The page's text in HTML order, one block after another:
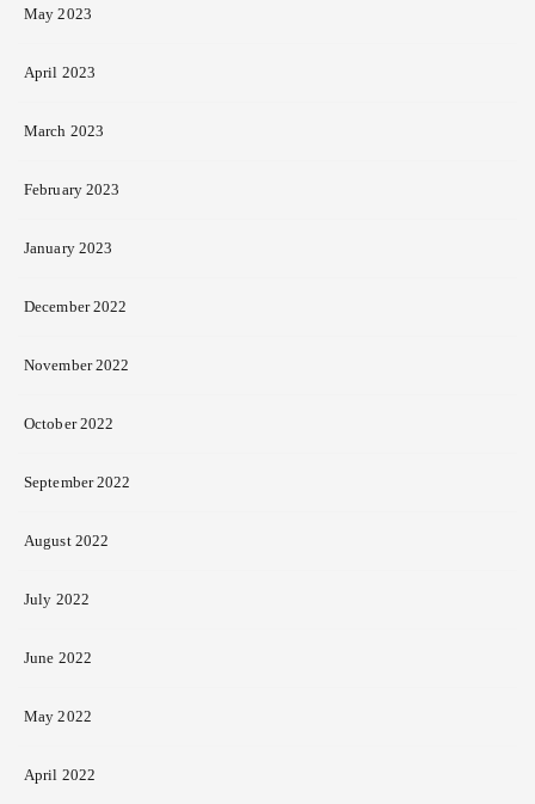
May 2023
April 2023
March 2023
February 2023
January 2023
December 2022
November 2022
October 2022
September 2022
August 2022
July 2022
June 2022
May 2022
April 2022